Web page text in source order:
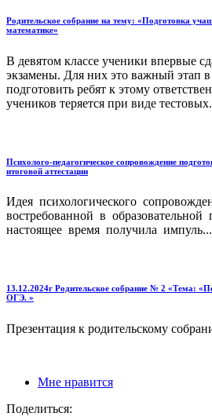
Родительское собрание на тему: «Подготовка
математике»
В девятом классе ученики впервые
экзамены. Для них это важный этап
подготовить ребят к этому
учеников теряется при виде
Психолого-педагогическое сопровождение
итоговой аттестации
Идея психологического
востребованной в
настоящее время получила импуль...
13.12.2024г Родительское собрание № 2 «Тема:
ОГЭ. »
Презентация к родительскому
Мне нравится
Поделиться: